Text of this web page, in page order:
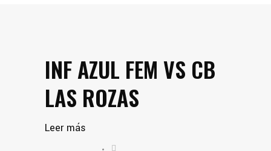
INF AZUL FEM VS CB
LAS ROZAS
Leer más